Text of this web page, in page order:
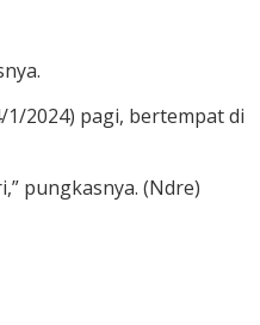
2024) pagi, bertempat di
pungkasnya. (Ndre)